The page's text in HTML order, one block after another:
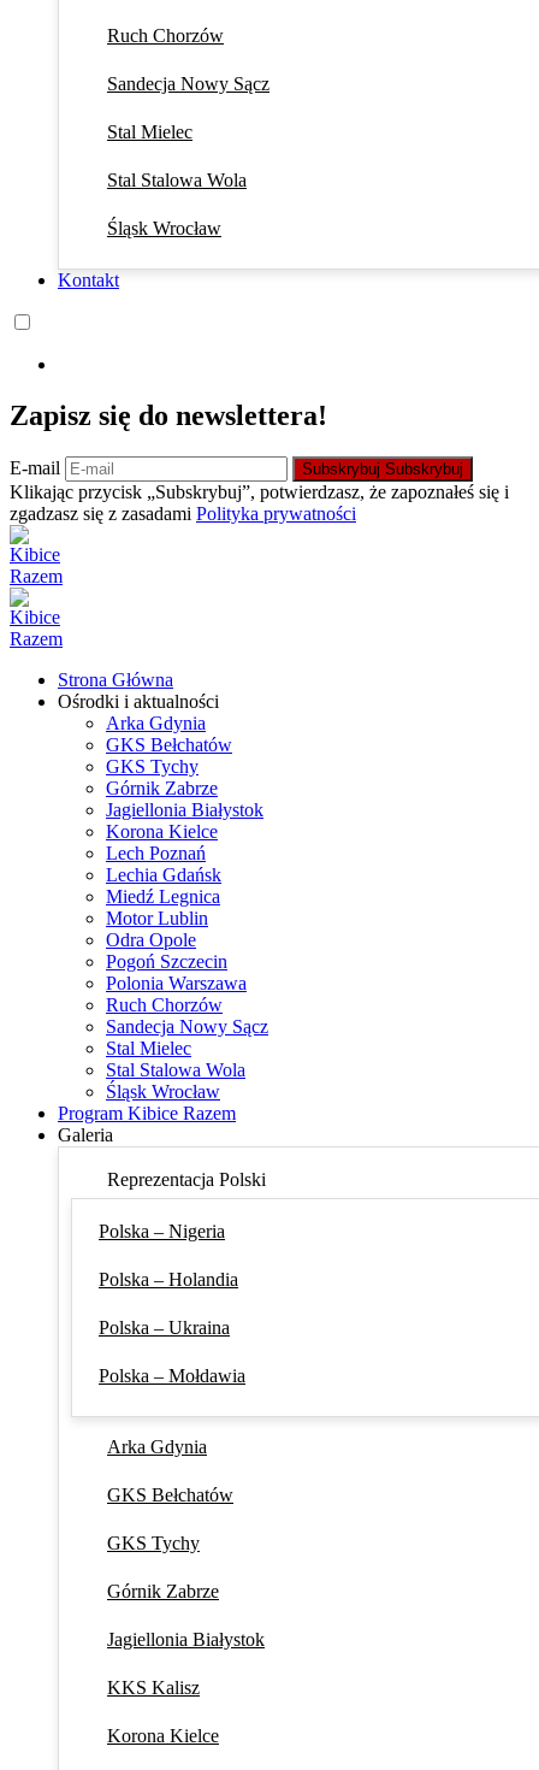
Ruch Chorzów
Sandecja Nowy Sącz
Stal Mielec
Stal Stalowa Wola
Śląsk Wrocław
Kontakt
Zapisz się do newslettera!
E-mail Subskrybuj Subskrybuj
Klikając przycisk „Subskrybuj”, potwierdzasz, że zapoznałeś się i
zgadzasz się z zasadami Polityka prywatności
Strona Główna
Ośrodki i aktualności
Arka Gdynia
GKS Bełchatów
GKS Tychy
Górnik Zabrze
Jagiellonia Białystok
Korona Kielce
Lech Poznań
Lechia Gdańsk
Miedź Legnica
Motor Lublin
Odra Opole
Pogoń Szczecin
Polonia Warszawa
Ruch Chorzów
Sandecja Nowy Sącz
Stal Mielec
Stal Stalowa Wola
Śląsk Wrocław
Program Kibice Razem
Galeria
Reprezentacja Polski
Polska – Nigeria
Polska – Holandia
Polska – Ukraina
Polska – Mołdawia
Arka Gdynia
GKS Bełchatów
GKS Tychy
Górnik Zabrze
Jagiellonia Białystok
KKS Kalisz
Korona Kielce